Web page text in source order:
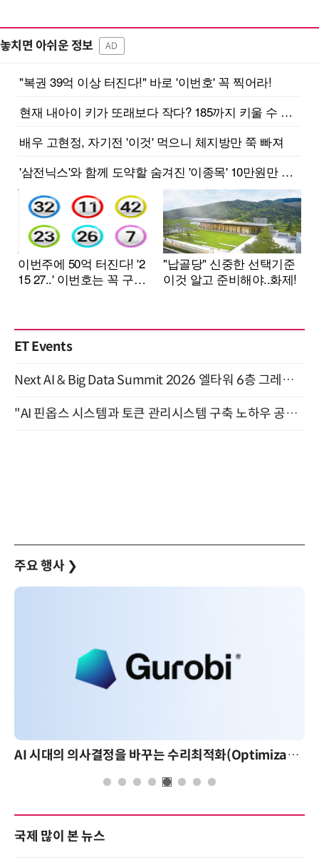
놓치면 아쉬운 정보 AD
ET Events
Next AI & Big Data Summit 2026 엘타워 6층 그레이스홀 개최 (9/18)
"AI 핀옵스 시스템과 토큰 관리시스템 구축 노하우 공개" 잠실 한국광고문화회관 2층 대회의실 (8/21)
주요 행사 ❯
AI 시대의 의사결정을 바꾸는 수리최적화(Optimization): 실제 산업 적용 사례와 활용 전략
국제 많이 본 뉴스